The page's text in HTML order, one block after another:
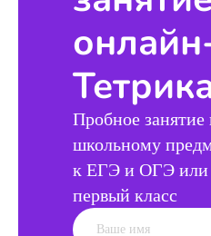
Пробное
школьному
к ЕГЭ и ОГЭ или
первый класс